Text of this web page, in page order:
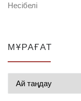
Несібелі
МҰРАҒАТ